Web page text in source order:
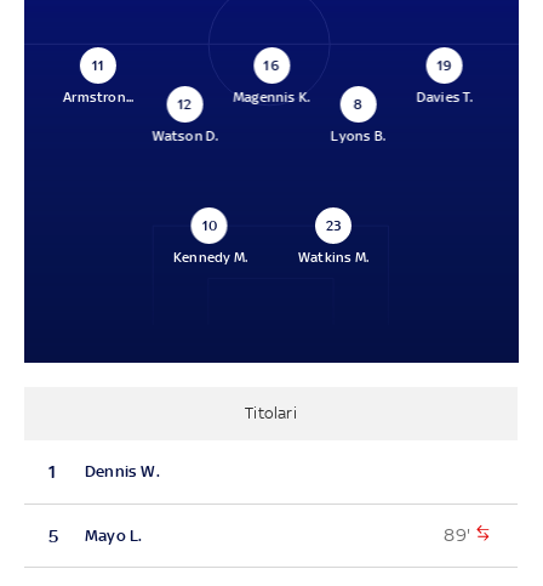
11
Armstron...
12
Watson D.
16
Magennis K.
8
Lyons B.
19
Davies T.
10
Kennedy M.
23
Watkins M.
Titolari
1 Dennis W.
5 Mayo L. 89'